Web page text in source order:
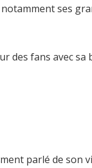
ses
des fans avec
parlé de son